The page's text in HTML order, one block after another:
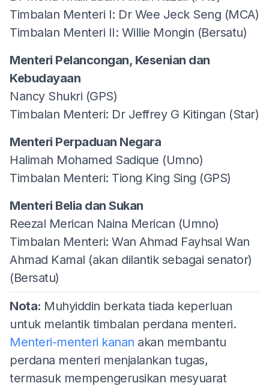
Timbalan Menteri I: Dr Wee Jeck Seng (MCA)
Timbalan Menteri II: Willie Mongin (Bersatu)
Menteri Pelancongan, Kesenian dan
Kebudayaan
Nancy Shukri (GPS)
Timbalan Menteri: Dr Jeffrey G Kitingan (Star)
Menteri Perpaduan Negara
Halimah Mohamed Sadique (Umno)
Timbalan Menteri: Tiong King Sing (GPS)
Menteri Belia dan Sukan
Reezal Merican Naina Merican (Umno)
Timbalan Menteri: Wan Ahmad Fayhsal Wan
Ahmad Kamal (akan dilantik sebagai senator)
(Bersatu)
Nota: Muhyiddin berkata tiada keperluan
untuk melantik timbalan perdana menteri.
Menteri-menteri kanan akan membantu
perdana menteri menjalankan tugas,
termasuk mempengerusikan mesyuarat